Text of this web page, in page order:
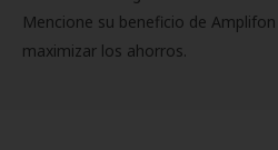
Mencione su beneficio de
maximizar los ahorros.